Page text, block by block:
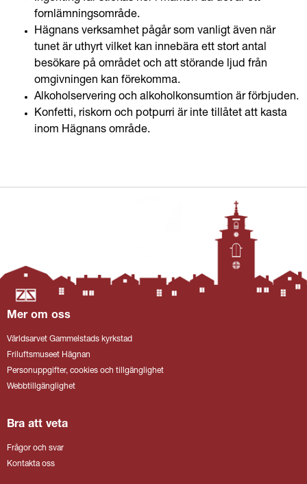
fornlämningsområde.
Hägnans verksamhet pågår som vanligt även när
tunet är uthyrt vilket kan innebära ett stort antal
besökare på området och att störande ljud från
omgivningen kan förekomma.
Alkoholservering och alkoholkonsumtion är förbjuden.
Konfetti, riskorn och potpurri är inte tillåtet att kasta
inom Hägnans område.
Mer om oss
Världsarvet Gammelstads kyrkstad
Friluftsmuseet Hägnan
Personuppgifter, cookies och tillgänglighet
Webbtillgänglighet
Bra att veta
Frågor och svar
Kontakta oss